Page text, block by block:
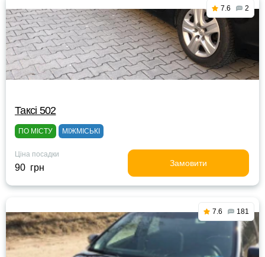
7.6 2
Таксі 502
ПО МІСТУ МІЖМІСЬКІ
Ціна посадки
90 грн Замовити
7.6 181